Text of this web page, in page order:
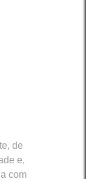
de
e,
com